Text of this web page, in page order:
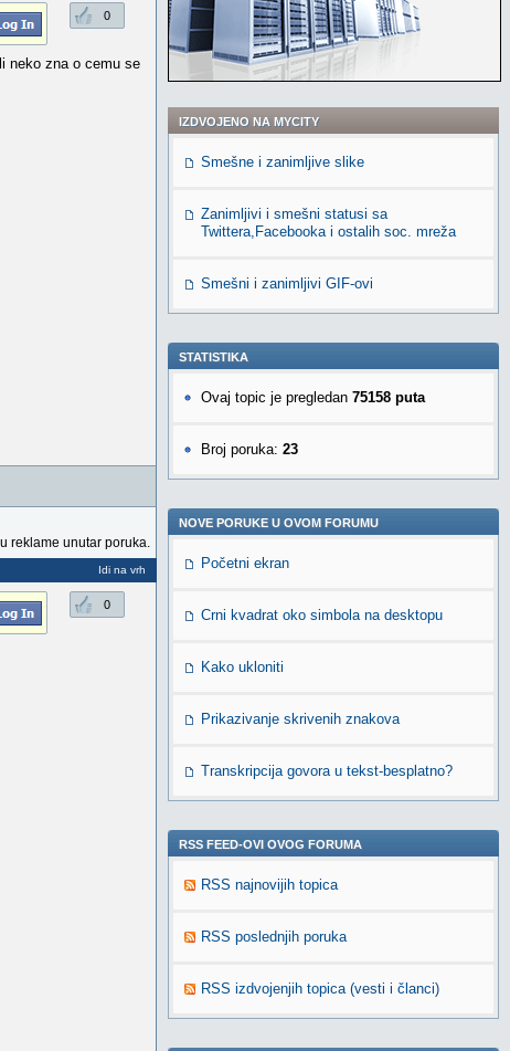
0
neko zna o cemu se
reklame unutar poruka.
Idi na vrh
0
IZDVOJENO NA MYCITY
Smešne i zanimljive slike
Zanimljivi i smešni statusi sa
Twittera,Facebooka i ostalih soc. mreža
Smešni i zanimljivi GIF-ovi
STATISTIKA
Ovaj topic je pregledan 75158 puta
Broj poruka: 23
NOVE PORUKE U OVOM FORUMU
Početni ekran
Crni kvadrat oko simbola na desktopu
Kako ukloniti
Prikazivanje skrivenih znakova
Transkripcija govora u tekst-besplatno?
RSS FEED-OVI OVOG FORUMA
RSS najnovijih topica
RSS poslednjih poruka
RSS izdvojenjih topica (vesti i članci)